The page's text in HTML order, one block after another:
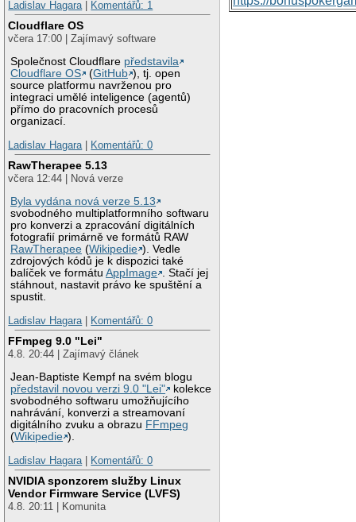
Ladislav Hagara
Komentářů: 1
Cloudflare OS
včera 17:00 | Zajímavý software
Společnost Cloudflare představila
Cloudflare OS
(GitHub ), tj. open
source platformu navrženou pro
integraci umělé inteligence (agentů)
přímo do pracovních procesů
organizací.
Ladislav Hagara
Komentářů: 0
RawTherapee 5.13
včera 12:44 | Nová verze
Byla vydána nová verze 5.13
svobodného multiplatformního softwaru
pro konverzi a zpracování digitálních
fotografií primárně ve formátů RAW
RawTherapee (Wikipedie ). Vedle
zdrojových kódů je k dispozici také
balíček ve formátuAppImage . Stačí jej
stáhnout, nastavit právo ke spuštění a
spustit.
Ladislav Hagara
Komentářů: 0
FFmpeg 9.0 "Lei"
4.8. 20:44 | Zajímavý článek
Jean-Baptiste Kempf na svém blogu
představil novou verzi 9.0 "Lei"
kolekce
svobodného softwaru umožňujícího
nahrávání, konverzi a streamovaní
digitálního zvuku a obrazu FFmpeg
(Wikipedie ).
Ladislav Hagara
Komentářů: 0
NVIDIA sponzorem služby Linux
Vendor Firmware Service (LVFS)
4.8. 20:11 | Komunita